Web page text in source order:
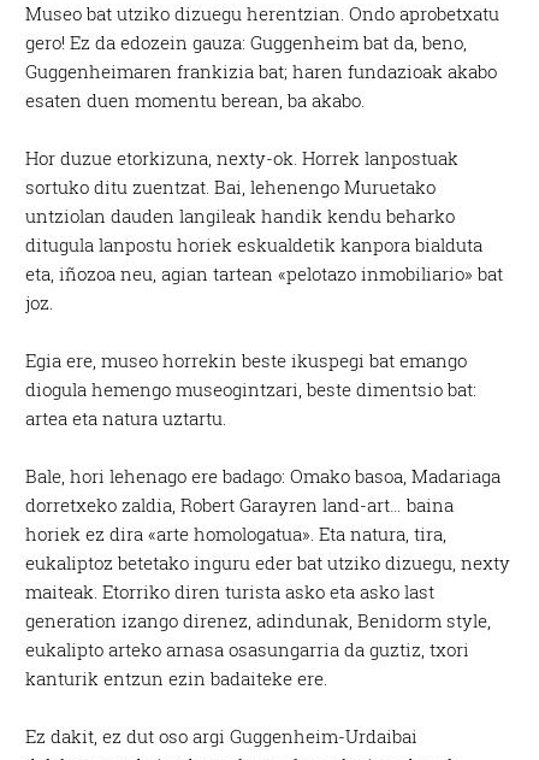
Museo bat utziko dizuegu herentzian. Ondo aprobetxatu
gero! Ez da edozein gauza: Guggenheim bat da, beno,
Guggenheimaren frankizia bat; haren fundazioak akabo
esaten duen momentu berean, ba akabo.
Hor duzue etorkizuna, nexty-ok. Horrek lanpostuak
sortuko ditu zuentzat. Bai, lehenengo Muruetako
untziolan dauden langileak handik kendu beharko
ditugula lanpostu horiek eskualdetik kanpora bialduta
eta, iñozoa neu, agian tartean «pelotazo inmobiliario» bat
joz.
Egia ere, museo horrekin beste ikuspegi bat emango
diogula hemengo museogintzari, beste dimentsio bat:
artea eta natura uztartu.
Bale, hori lehenago ere badago: Omako basoa, Madariaga
dorretxeko zaldia, Robert Garayren land-art… baina
horiek ez dira «arte homologatua». Eta natura, tira,
eukaliptoz betetako inguru eder bat utziko dizuegu, nexty
maiteak. Etorriko diren turista asko eta asko last
generation izango direnez, adindunak, Benidorm style,
eukalipto arteko arnasa osasungarria da guztiz, txori
kanturik entzun ezin badaiteke ere.
Ez dakit, ez dut oso argi Guggenheim-Urdaibai